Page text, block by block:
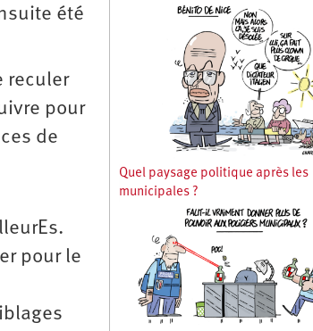
été
reculer
pour
de
pour le
Quel paysage politique après les
municipales ?